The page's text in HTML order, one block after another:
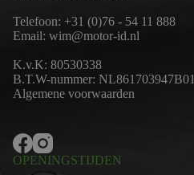
Telefoon: +31 (0)76 - 54 11 888
Email: wim@motor-id.nl
K.v.K: 80530338
B.T.W-nummer: NL861703947B01
Algemene voorwaarden
OPENINGSTIJDEN